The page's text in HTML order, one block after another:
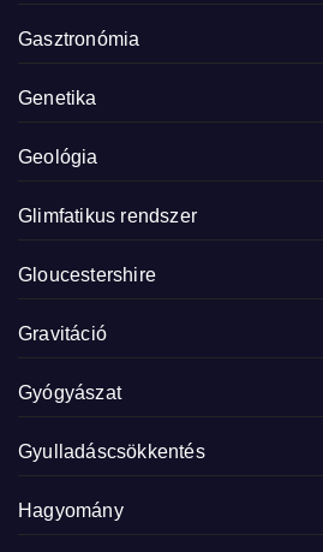
Gasztronómia
Genetika
Geológia
Glimfatikus rendszer
Gloucestershire
Gravitáció
Gyógyászat
Gyulladáscsökkentés
Hagyomány